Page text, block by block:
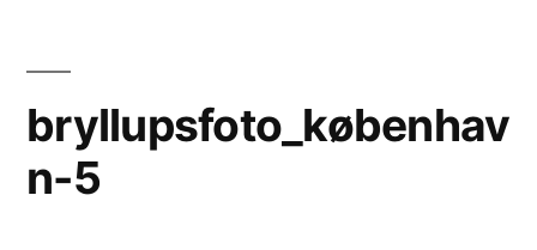
bryllupsfoto_københav
n-5